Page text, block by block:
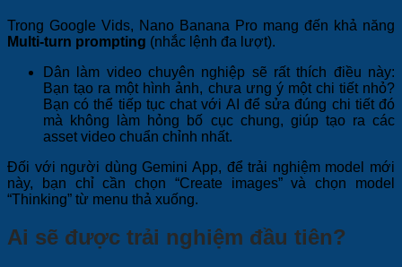
Trong Google Vids, Nano Banana Pro mang đến khả năng
Multi-turn prompting (nhắc lệnh đa lượt).
Dân làm video chuyên nghiệp sẽ rất thích điều này:
Bạn tạo ra một hình ảnh, chưa ưng ý một chi tiết nhỏ?
Bạn có thể tiếp tục chat với AI để sửa đúng chi tiết đó
mà không làm hỏng bố cục chung, giúp tạo ra các
asset video chuẩn chỉnh nhất.
Đối với người dùng Gemini App, để trải nghiệm model mới
này, bạn chỉ cần chọn “Create images” và chọn model
“Thinking” từ menu thả xuống.
Ai sẽ được trải nghiệm đầu tiên?